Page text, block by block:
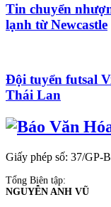
Tin chuyển
lạnh từ Newcastle
Đội tuyển futsal
Thái Lan
Giấy phép số: 37/GP-
Tổng Biên tập:
NGUYỄN ANH VŨ